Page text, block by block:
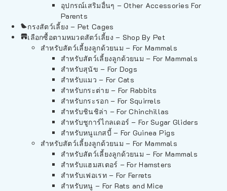
อุปกรณ์เสริมอื่นๆ – Other Accessories For
Parents
กรงสัตว์เลี้ยง – Pet Cages
เลือกซื้อตามหมวดสัตว์เลี้ยง – Shop By Pet
สำหรับสัตว์เลี้ยงลูกด้วยนม – For Mammals
สำหรับสัตว์เลี้ยงลูกด้วยนม – For Mammals
สำหรับสุนัข – For Dogs
สำหรับแมว – For Cats
สำหรับกระต่าย – For Rabbits
สำหรับกระรอก – For Squirrels
สำหรับชินชิล่า – For Chinchillas
สำหรับชูการ์ไกลเดอร์ – For Sugar Gliders
สำหรับหนูแกสบี้ – For Guinea Pigs
สำหรับสัตว์เลี้ยงลูกด้วยนม – For Mammals
สำหรับสัตว์เลี้ยงลูกด้วยนม – For Mammals
สำหรับแฮมสเตอร์ – For Hamsters
สำหรับเฟอเรท – For Ferrets
สำหรับหนู – For Rats and Mice